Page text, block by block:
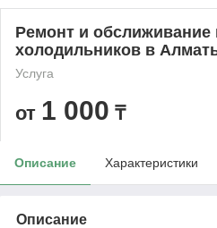
Ремонт и обслиживание
холодильников в
Услуга
от 1 000 ₸
Описание Характеристики
Описание